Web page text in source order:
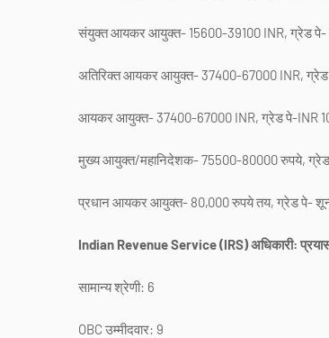
संयुक्त आयकर आयुक्त- 15600-39100 INR, ग्रेड पे-
अतिरिक्त आयकर आयुक्त- 37400-67000 INR,
आयकर आयुक्त- 37400-67000 INR, ग्रेड पे-INR
मुख्य आयुक्त/महानिदेशक- 75500-80000 रुपये,
प्रधान आयकर आयुक्त- 80,000 रुपये तय, ग्रेड पे-
Indian Revenue Service (IRS) अधिकारी:
सामान्य श्रेणी: 6
OBC उम्मीदवार: 9